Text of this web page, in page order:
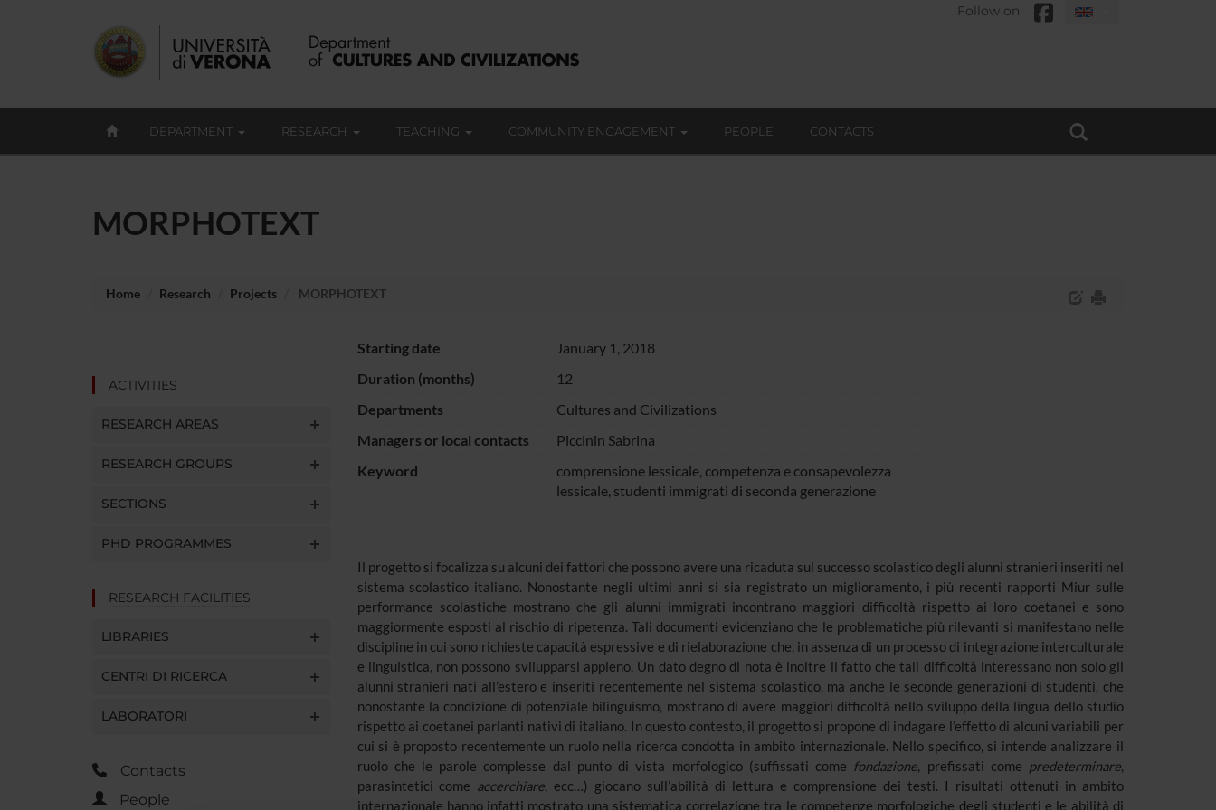
Follow on
DEPARTMENT RESEARCH TEACHING COMMUNITY ENGAGEMENT PEOPLE CONTACTS
MORPHOTEXT
Home Research Projects MORPHOTEXT
ACTIVITIES
RESEARCH AREAS
RESEARCH GROUPS
SECTIONS
PHD PROGRAMMES
RESEARCH FACILITIES
LIBRARIES
CENTRI DI RICERCA
LABORATORI
Contacts
People
Starting date
January 1, 2018
Duration (months)
12
Departments
Cultures and Civilizations
Managers or local contacts
Piccinin Sabrina
Keyword
comprensione lessicale, competenza e consapevolezza
lessicale, studenti immigrati di seconda generazione
Il progetto si focalizza su alcuni dei fattori che possono avere una ricaduta sul successo scolastico degli alunni stranieri inseriti nel
sistema scolastico italiano. Nonostante negli ultimi anni si sia registrato un miglioramento, i più recenti rapporti Miur sulle
performance scolastiche mostrano che gli alunni immigrati incontrano maggiori difficoltà rispetto ai loro coetanei e sono
maggiormente esposti al rischio di ripetenza. Tali documenti evidenziano che le problematiche più rilevanti si manifestano nelle
discipline in cui sono richieste capacità espressive e di rielaborazione che, in assenza di un processo di integrazione interculturale
e linguistica, non possono svilupparsi appieno. Un dato degno di nota è inoltre il fatto che tali difficoltà interessano non solo gli
alunni stranieri nati all’estero e inseriti recentemente nel sistema scolastico, ma anche le seconde generazioni di studenti, che
nonostante la condizione di potenziale bilinguismo, mostrano di avere maggiori difficoltà nello sviluppo della lingua dello studio
rispetto ai coetanei parlanti nativi di italiano. In questo contesto, il progetto si propone di indagare l’effetto di alcuni variabili per
cui si è proposto recentemente un ruolo nella ricerca condotta in ambito internazionale. Nello specifico, si intende analizzare il
ruolo che le parole complesse dal punto di vista morfologico (suffissati come fondazione, prefissati come predeterminare,
parasintetici come accerchiare, ecc…) giocano sull’abilità di lettura e comprensione dei testi. I risultati ottenuti in ambito
internazionale hanno infatti mostrato una sistematica correlazione tra le competenze morfologiche degli studenti e le abilità di